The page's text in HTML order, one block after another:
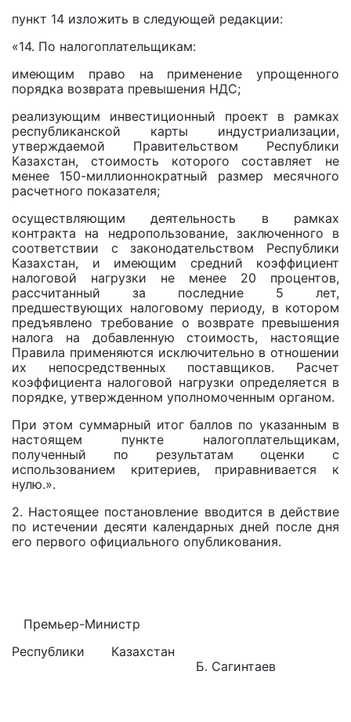
пункт 14 изложить в следующей редакции:
«14. По налогоплательщикам:
имеющим право на применение упрощенного
порядка возврата превышения НДС;
реализующим инвестиционный проект в рамках
республиканской карты индустриализации,
утверждаемой Правительством Республики
Казахстан, стоимость которого составляет не
менее 150-миллионнократный размер месячного
расчетного показателя;
осуществляющим деятельность в рамках
контракта на недропользование, заключенного в
соответствии с законодательством Республики
Казахстан, и имеющим средний коэффициент
налоговой нагрузки не менее 20 процентов,
рассчитанный за последние 5 лет,
предшествующих налоговому периоду, в котором
предъявлено требование о возврате превышения
налога на добавленную стоимость, настоящие
Правила применяются исключительно в отношении
их непосредственных поставщиков. Расчет
коэффициента налоговой нагрузки определяется в
порядке, утвержденном уполномоченным органом.
При этом суммарный итог баллов по указанным в
настоящем пункте налогоплательщикам,
полученный по результатам оценки с
использованием критериев, приравнивается к
нулю.».
2. Настоящее постановление вводится в действие
по истечении десяти календарных дней после дня
его первого официального опубликования.
Премьер-Министр
Республики Казахстан
Б. Сагинтаев